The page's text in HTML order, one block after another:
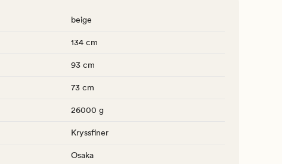
beige
134 cm
93 cm
73 cm
26000 g
Kryssfiner
Osaka